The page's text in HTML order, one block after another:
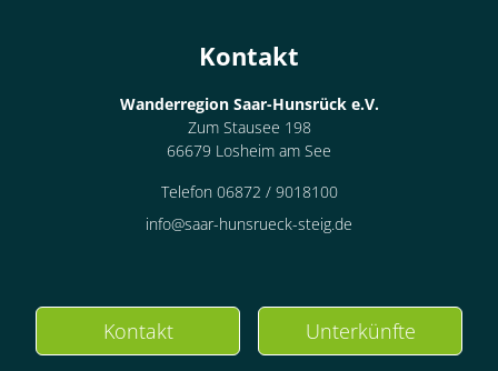
Kontakt
Wanderregion Saar-Hunsrück e.V.
Zum Stausee 198
66679 Losheim am See
Telefon 06872 / 9018100
info@saar-hunsrueck-steig.de
Kontakt Unterkünfte